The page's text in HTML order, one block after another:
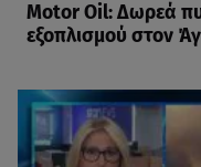
Motor Oil: Δωρεά
εξοπλισμού στον